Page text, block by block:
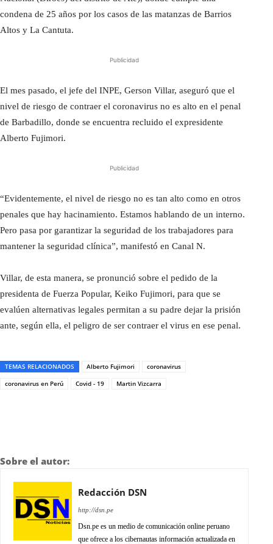
condena de 25 años por los casos de las matanzas de Barrios
Altos y La Cantuta.
Publicidad
El mes pasado, el jefe del INPE, Gerson Villar, aseguró que el
nivel de riesgo de contraer el coronavirus no es alto en el penal
de Barbadillo, donde se encuentra recluido el expresidente
Alberto Fujimori.
Publicidad
“Evidentemente, el nivel de riesgo no es tan alto como en otros
penales que hay hacinamiento. Estamos hablando de un interno.
Pero pasa por garantizar la seguridad de los trabajadores para
mantener la seguridad clínica”, manifestó en Canal N.
Villar, de esta manera, se pronunció sobre el pedido de la
presidenta de Fuerza Popular, Keiko Fujimori, para que se
evalúen alternativas legales permitan a su padre dejar la prisión
ante, según ella, el peligro de ser contraer el virus en ese penal.
TEMAS RELACIONADOS Alberto Fujimori
coronavirus
coronavirus en Perú
Covid - 19 Martin Vizcarra
Sobre el autor:
Redacción DSN
http://dsn.pe
Dsn.pe es un medio de comunicación online peruano
que ofrece a los cibernautas información actualizada en